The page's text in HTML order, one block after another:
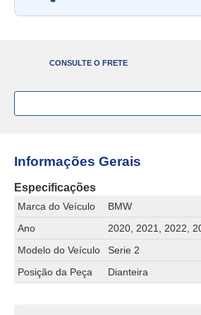
CONSULTE O FRETE
Informações Gerais
Especificações
Marca do Veículo
BMW
Ano
2020, 2021, 2022,
Modelo do Veículo
Serie 2
Posição da Peça
Dianteira